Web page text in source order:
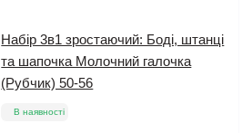
Набір 3в1 зростаючий: Боді, штанці
та шапочка Молочний галочка
(Рубчик) 50-56
В наявності